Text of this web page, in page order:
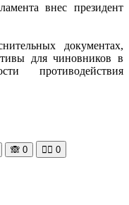
внес президент
документах,
для чиновников в
противодействия
🙈 0 🧘‍♀️ 0